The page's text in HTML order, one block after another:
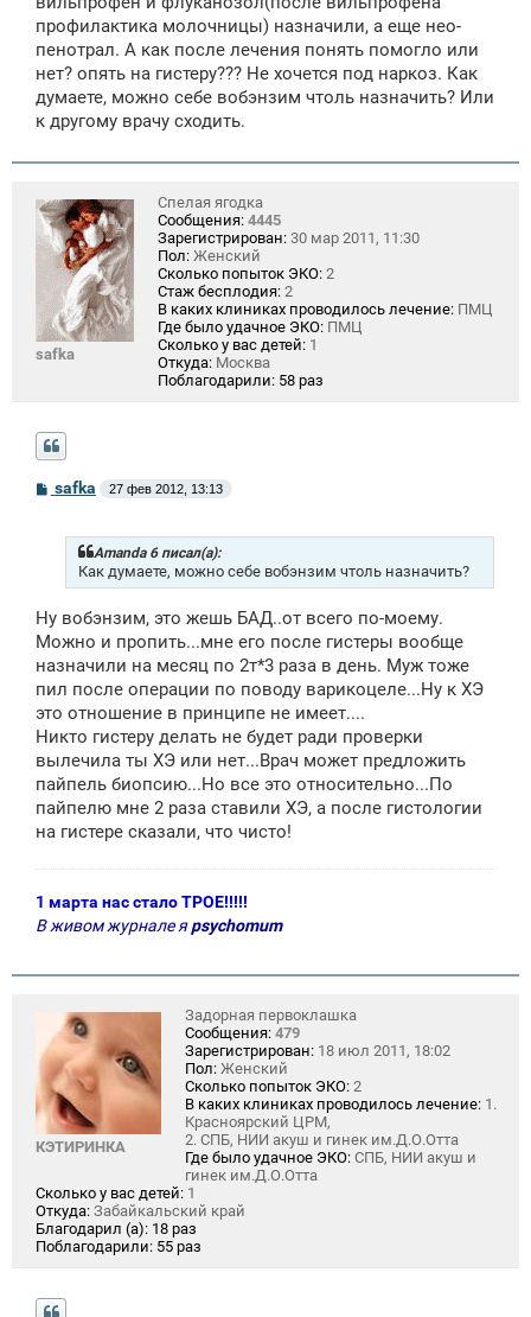
н
и
е
профилактика молочницы) назначили, а еще нео-
пенотрал. А как после лечения понять помогло или
нет? опять на гистеру??? Не хочется под наркоз. Как
думаете, можно себе вобэнзим чтоль назначить? Или
к другому врачу сходить.
safka
Спелая ягодка
Сообщения: 4445
Зарегистрирован: 30 мар 2011, 11:30
Пол: Женский
Сколько попыток ЭКО: 2
Стаж бесплодия: 2
В каких клиниках проводилось лечение: ПМЦ
Где было удачное ЭКО: ПМЦ
Сколько у вас детей: 1
Откуда: Москва
Поблагодарили: 58 раз
С
о
е
safka 27 фев 2012, 13:13
Amanda 6 писал(а):
Как думаете, можно себе вобэнзим чтоль назначить?
Ну вобэнзим, это жешь БАД..от всего по-моему.
Можно и пропить...мне его после гистеры вообще
назначили на месяц по 2т*3 раза в день. Муж тоже
пил после операции по поводу варикоцеле...Ну к ХЭ
это отношение в принципе не имеет....
Никто гистеру делать не будет ради проверки
вылечила ты ХЭ или нет...Врач может предложить
пайпель биопсию...Но все это относительно...По
пайпелю мне 2 раза ставили ХЭ, а после гистологии
на гистере сказали, что чисто!
1 марта нас стало ТРОЕ!!!!!
В живом журнале яpsychomum
КЭТИРИНКА
Задорная первоклашка
Сообщения: 479
Зарегистрирован: 18 июл 2011, 18:02
Пол: Женский
Сколько попыток ЭКО: 2
В каких клиниках проводилось лечение: 1.
Красноярский ЦРМ,
2. СПБ, НИИ акуш и гинек им.Д.О.Отта
Где было удачное ЭКО: СПБ, НИИ акуш и
гинек им.Д.О.Отта
Сколько у вас детей: 1
Откуда: Забайкальский край
Благодарил (а): 18 раз
Поблагодарили: 55 раз